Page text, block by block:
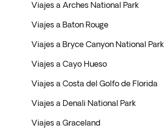
Viajes a Arches National Park
Viajes a Baton Rouge
Viajes a Bryce Canyon National Park
Viajes a Cayo Hueso
Viajes a Costa del Golfo de Florida
Viajes a Denali National Park
Viajes a Graceland